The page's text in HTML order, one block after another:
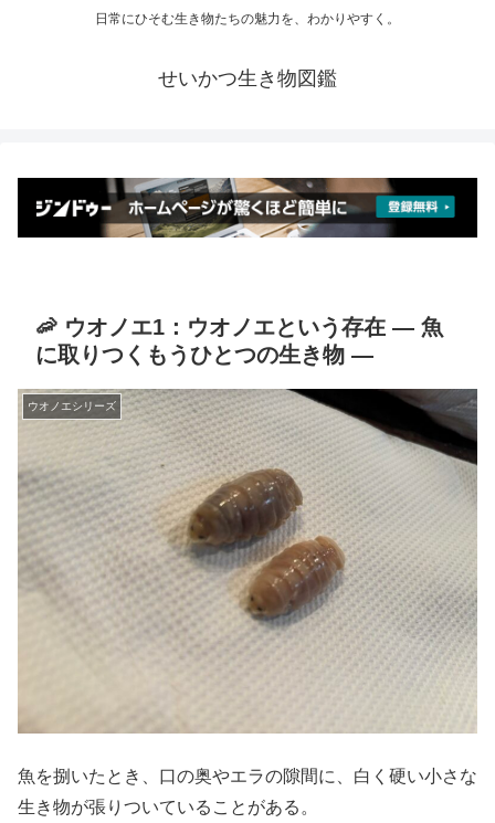
日常にひそむ生き物たちの魅力を、わかりやすく。
せいかつ生き物図鑑
🦐 ウオノエ1：ウオノエという存在 ― 魚
に取りつくもうひとつの生き物 ―
ウオノエシリーズ
魚を捌いたとき、口の奥やエラの隙間に、白く硬い小さな
生き物が張りついていることがある。